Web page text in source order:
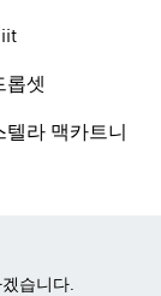
롭셋
텔라 맥카트니
습니다.